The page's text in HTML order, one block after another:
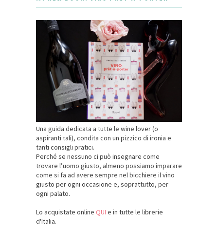
Una guida dedicata a tutte le wine lover (o
aspiranti tali), condita con un pizzico di ironia e
tanti consigli pratici.
Perché se nessuno ci può insegnare come
trovare l’uomo giusto, almeno possiamo imparare
come si fa ad avere sempre nel bicchiere il vino
giusto per ogni occasione e, soprattutto, per
ogni palato.
Lo acquistate online QUI e in tutte le librerie
d'Italia.